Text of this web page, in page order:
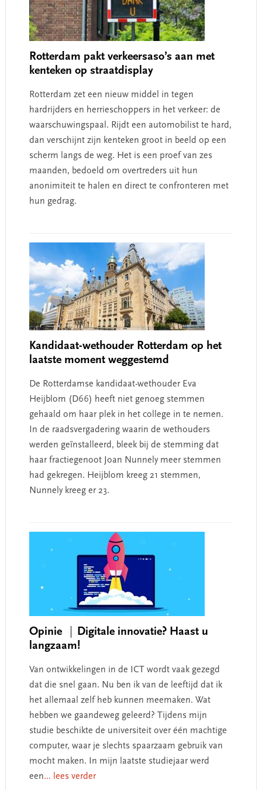
Rotterdam pakt verkeersaso’s aan met
kenteken op straatdisplay
Rotterdam zet een nieuw middel in tegen
hardrijders en herrieschoppers in het verkeer: de
waarschuwingspaal. Rijdt een automobilist te hard,
dan verschijnt zijn kenteken groot in beeld op een
scherm langs de weg. Het is een proef van zes
maanden, bedoeld om overtreders uit hun
anonimiteit te halen en direct te confronteren met
hun gedrag.
Kandidaat-wethouder Rotterdam op het
laatste moment weggestemd
De Rotterdamse kandidaat-wethouder Eva
Heijblom (D66) heeft niet genoeg stemmen
gehaald om haar plek in het college in te nemen.
In de raadsvergadering waarin de wethouders
werden geïnstalleerd, bleek bij de stemming dat
haar fractiegenoot Joan Nunnely meer stemmen
had gekregen. Heijblom kreeg 21 stemmen,
Nunnely kreeg er 23.
Opinie
Digitale innovatie? Haast u
langzaam!
Van ontwikkelingen in de ICT wordt vaak gezegd
dat die snel gaan. Nu ben ik van de leeftijd dat ik
het allemaal zelf heb kunnen meemaken. Wat
hebben we gaandeweg geleerd? Tijdens mijn
studie beschikte de universiteit over één machtige
computer, waar je slechts spaarzaam gebruik van
mocht maken. In mijn laatste studiejaar werd
een... lees verder